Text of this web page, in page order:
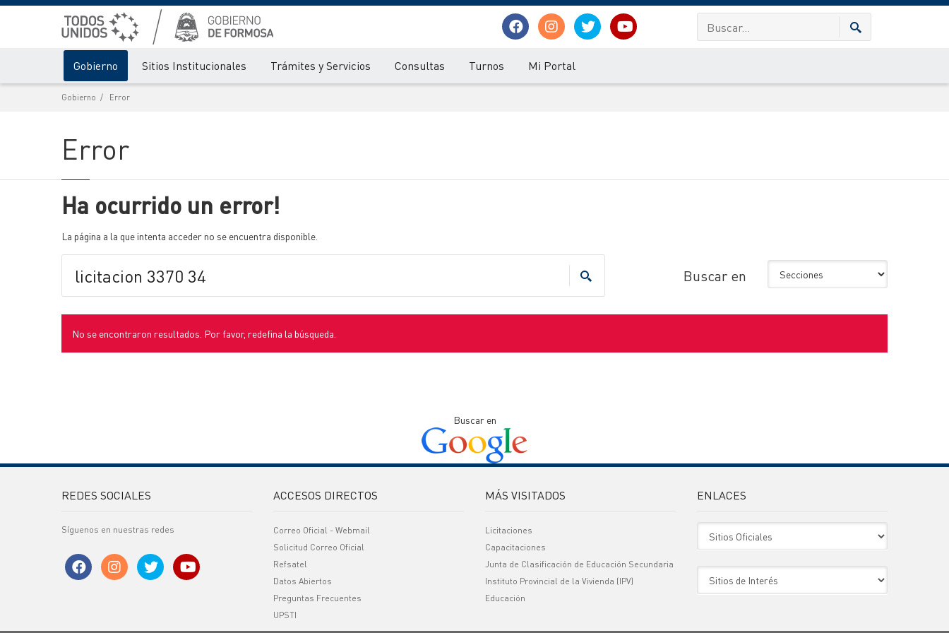
Gobierno Sitios Institucionales Trámites y Servicios Consultas Turnos Mi Portal
Gobierno Error
Error
Ha ocurrido un error!
La página a la que intenta acceder no se encuentra disponible.
Buscar en
No se encontraron resultados. Por favor, redefina la búsqueda.
Buscar en
REDES SOCIALES
Síguenos en nuestras redes
ACCESOS DIRECTOS
Correo Oficial - Webmail
Solicitud Correo Oficial
Refsatel
Datos Abiertos
Preguntas Frecuentes
UPSTI
MÁS VISITADOS
Licitaciones
Capacitaciones
Junta de Clasificación de Educación Secundaria
Instituto Provincial de la Vivienda (IPV)
Educación
ENLACES